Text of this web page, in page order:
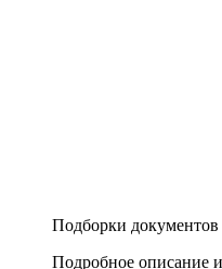
Подборки документов
Подробное описание